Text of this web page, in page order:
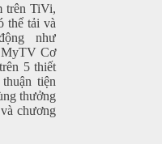
trên TiVi,
thể tải và
như
MyTV Cơ
5 thiết
tiện
thưởng
chương